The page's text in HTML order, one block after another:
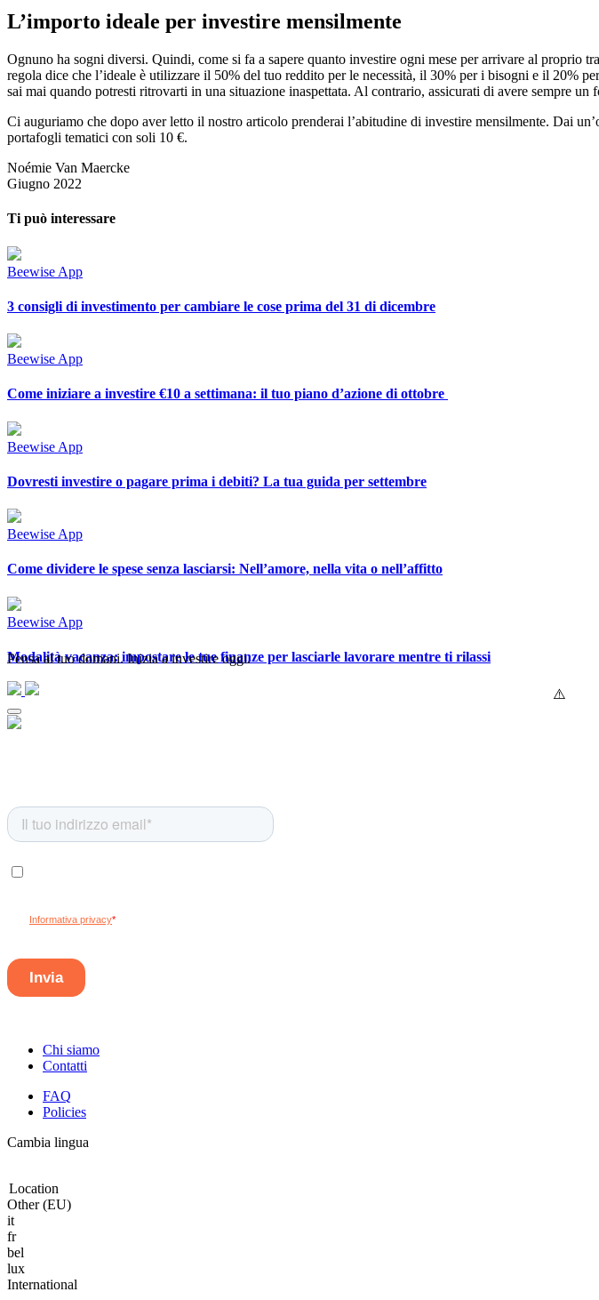
L’importo ideale per investire mensilmente
Ognuno ha sogni diversi. Quindi, come si fa a sapere quanto investire ogni mese per arrivare al proprio
regola dice che l’ideale è utilizzare il 50% del tuo reddito per le necessità, il 30% per i bisogni e il 20%
sai mai quando potresti ritrovarti in una situazione inaspettata. Al contrario, assicurati di avere sempre un
Ci auguriamo che dopo aver letto il nostro articolo prenderai l’abitudine di investire mensilmente. Dai
portafogli tematici con soli 10 €.
Noémie Van Maercke
Giugno 2022
Ti può interessare
Beewise App
3 consigli di investimento per cambiare le cose prima del 31 di dicembre
Beewise App
Come iniziare a investire €10 a settimana: il tuo piano d’azione di ottobre
Beewise App
Dovresti investire o pagare prima i debiti? La tua guida per settembre
Beewise App
Come dividere le spese senza lasciarsi: Nell’amore, nella vita o nell’affitto
Beewise App
Modalità vacanza: impostare le tue finanze per lasciarle lavorare mentre ti rilassi
Pensa al tuo domani. Inizia a investire oggi.
Chi siamo
Contatti
FAQ
Policies
Cambia lingua
Location
Other (EU)
it
fr
bel
lux
International